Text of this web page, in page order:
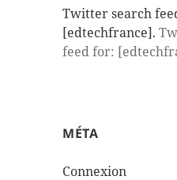
Twitter search
[edtechfrance].
feed for:
MÉTA
Connexion